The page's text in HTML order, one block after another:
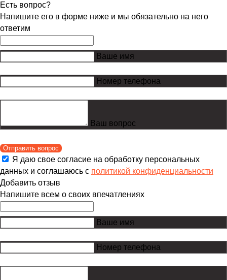
Есть вопрос?
Напишите его в форме ниже и мы обязательно на него
ответим
Ваше имя
Номер телефона
Ваш вопрос
Отправить вопрос
Я даю свое согласие на обработку персональных
данных и соглашаюсь с политикой конфиденциальности
Добавить отзыв
Напишите всем о своих впечатлениях
Ваше имя
Номер телефона